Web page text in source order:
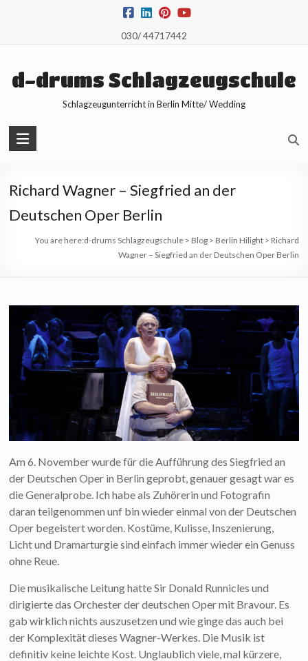
030/ 44717442
d-drums Schlagzeugschule
Schlagzeugunterricht in Berlin Mitte/ Wedding
Richard Wagner – Siegfried an der
Deutschen Oper Berlin
You are here:d-drums Schlagzeugschule> Blog> Berlin Hilight> Richard
Wagner – Siegfried an der Deutschen Oper Berlin
Am 6. November wurde für die Aufführung des Siegfried an
der Deutschen Oper in Berlin geprobt, genauer gesagt war es
die Generalprobe. Ich habe als Zuhörerin und Fotografin
daran teilgenommen unf bin wieder einmal von der Deutschen
Oper begeistert worden. Kostüme, Kulisse, Inszenierung,
Licht und Dramarturgie sind einfach immer wieder ein Genuss
ohne Reue.
Die musikalische Leitung hatte Sir Donald Runnicles und
dirigierte das Orchester der deutschen Oper mit Bravour. Es
gab wirklich nichts auszusetzen und wie ginge das auch bei
der Komplexität dieses Wagner-Werkes. Die Musik ist
definitiv keine leichte Kost. Unglaublich viele, mal kürzere,